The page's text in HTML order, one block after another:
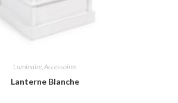
Luminaire, Accessoires
Lanterne Blanche